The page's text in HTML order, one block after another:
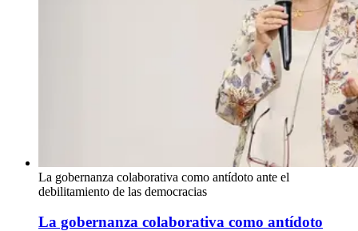
La gobernanza colaborativa como antídoto ante el
debilitamiento de las democracias
La gobernanza colaborativa como antídoto